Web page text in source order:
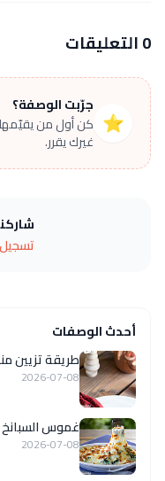
0 التعليقات
⭐
جرّبت الوصفة؟
كن أول من
غيرك يقرر.
أحدث الوصفات
طريقة تزيين
2026-07-08
غموس
2026-07-08